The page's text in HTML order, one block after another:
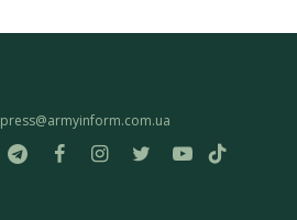
press@armyinform.com.ua